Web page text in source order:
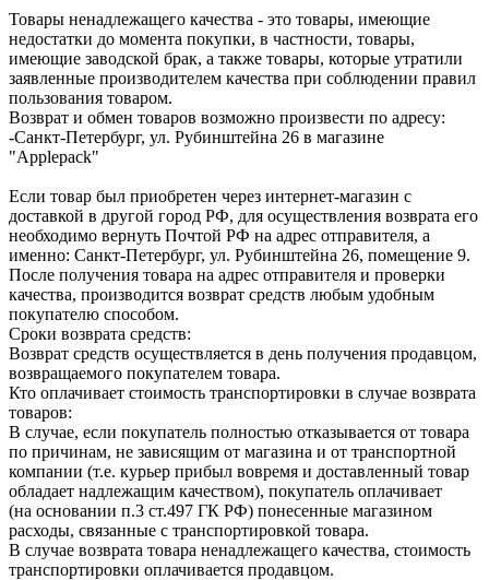
Товары ненадлежащего качества - это товары, имеющие
недостатки до момента покупки, в частности, товары,
имеющие заводской брак, а также товары, которые утратили
заявленные производителем качества при соблюдении правил
пользования товаром.
Возврат и обмен товаров возможно произвести по адресу:
-Санкт-Петербург, ул. Рубинштейна 26 в магазине
"Applepack"
Если товар был приобретен через интернет-магазин с
доставкой в другой город РФ, для осуществления возврата его
необходимо вернуть Почтой РФ на адрес отправителя, а
именно: Санкт-Петербург, ул. Рубинштейна 26, помещение 9.
После получения товара на адрес отправителя и проверки
качества, производится возврат средств любым удобным
покупателю способом.
Сроки возврата средств:
Возврат средств осуществляется в день получения продавцом,
возвращаемого покупателем товара.
Кто оплачивает стоимость транспортировки в случае возврата
товаров:
В случае, если покупатель полностью отказывается от товара
по причинам, не зависящим от магазина и от транспортной
компании (т.е. курьер прибыл вовремя и доставленный товар
обладает надлежащим качеством), покупатель оплачивает
(на основании п.3 ст.497 ГК РФ) понесенные магазином
расходы, связанные с транспортировкой товара.
В случае возврата товара ненадлежащего качества, стоимость
транспортировки оплачивается продавцом.